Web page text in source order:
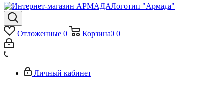
Логотип "Армада"
Отложенные 0 Корзина0 0
Личный кабинет